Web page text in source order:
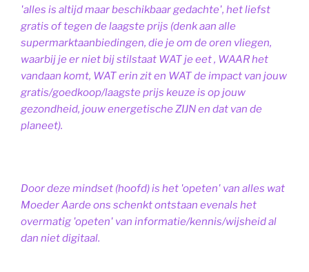
'alles is altijd maar beschikbaar gedachte', het liefst
gratis of tegen de laagste prijs (denk aan alle
supermarktaanbiedingen, die je om de oren vliegen,
waarbij je er niet bij stilstaat WAT je eet , WAAR het
vandaan komt, WAT erin zit en WAT de impact van jouw
gratis/goedkoop/laagste prijs keuze is op jouw
gezondheid, jouw energetische ZIJN en dat van de
planeet).
Door deze mindset (hoofd) is het 'opeten' van alles wat
Moeder Aarde ons schenkt ontstaan evenals het
overmatig 'opeten' van informatie/kennis/wijsheid al
dan niet digitaal.